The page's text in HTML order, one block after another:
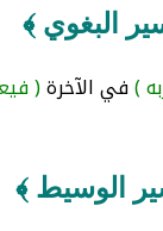
البغوي ﴾
)في الآخرة(
الوسيط ﴾